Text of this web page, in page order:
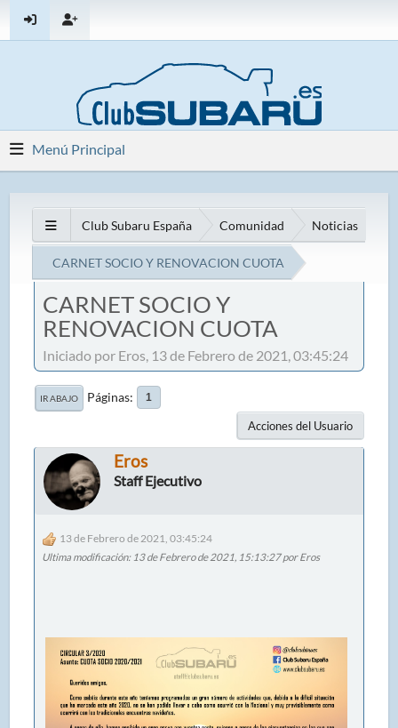
Menú Principal
Club Subaru España Comunidad Noticias
CARNET SOCIO Y RENOVACION CUOTA
CARNET SOCIO Y
RENOVACION CUOTA
Iniciado por Eros, 13 de Febrero de 2021, 03:45:24
IR ABAJO Páginas 1
Acciones del Usuario
Eros
Staff Ejecutivo
13 de Febrero de 2021, 03:45:24
Ultima modificación: 13 de Febrero de 2021, 15:13:27 por Eros